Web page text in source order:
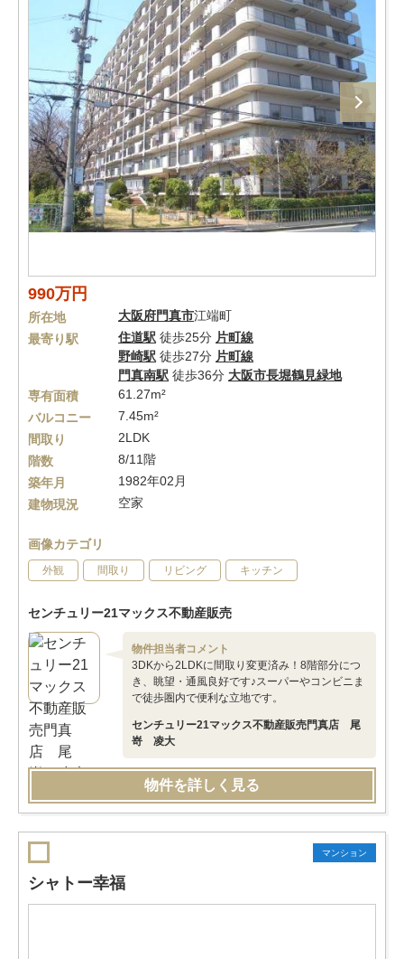
990万円
所在地 大阪府門真市江端町
最寄り駅
住道駅 徒歩25分 片町線
野崎駅 徒歩27分 片町線
門真南駅 徒歩36分 大阪市長堀鶴見緑地
専有面積
61.27m²
バルコニー
7.45m²
間取り
2LDK
階数
8/11階
築年月
1982年02月
建物現況
空家
画像カテゴリ
外観 間取り リビング キッチン
センチュリー21マックス不動産販売
物件担当者コメント
3DKから2LDKに間取り変更済み！8階部分につ
き、眺望・通風良好です♪スーパーやコンビニま
で徒歩圏内で便利な立地です。
センチュリー21マックス不動産販売門真店 尾
嵜 凌大
物件を詳しく見る
マンション
シャトー幸福